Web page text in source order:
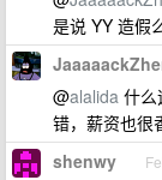
是说 YY 造假
@alalida 什么
错，薪资也很
shenwy